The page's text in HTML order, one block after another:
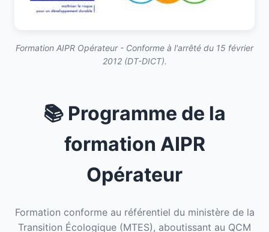
Formation AIPR Opérateur - Conforme à l'arrêté du 15 février
2012 (DT-DICT).
📚 Programme de la
formation AIPR
Opérateur
Formation conforme au référentiel du ministère de la
Transition Écologique (MTES), aboutissant au QCM